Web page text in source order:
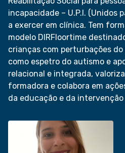
incapacidade – U.P.I. (Unidos
a exercer em clínica. Tem
modelo DIRFloortime
crianças com perturbações
como espetro do autismo e
relacional e integrada,
formadora e colabora em
da educação e da intervenção